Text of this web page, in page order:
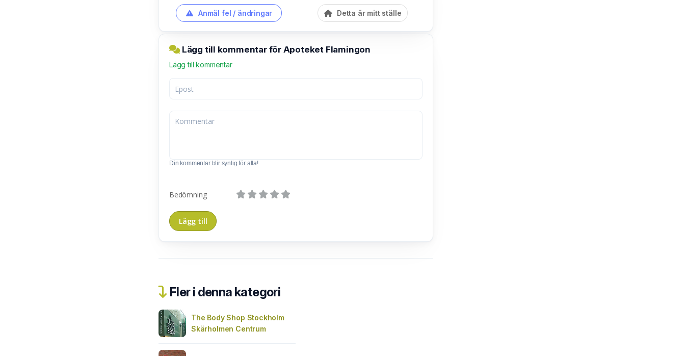
Anmäl fel / ändringar Detta är mitt ställe
Lägg till kommentar för Apoteket Flamingon
Lägg till kommentar
Din kommentar blir synlig för alla!
Bedömning
Fler i denna kategori
The Body Shop Stockholm
Skärholmen Centrum